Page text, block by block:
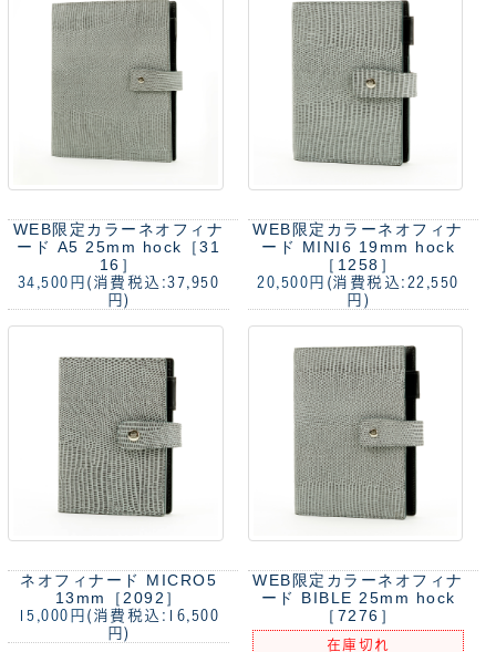
WEB限定カラー ネオフィナ
ード A5 25mm hock［31
16］
34,500円 (消費税込:37,950
円)
WEB限定カラーネオフィナ
ード MINI6 19mm hock
［1258］
20,500円 (消費税込:22,550
円)
ネオフィナード MICRO5
13mm［2092］
15,000円 (消費税込:16,500
円)
WEB限定カラーネオフィナ
ード BIBLE 25mm hock
［7276］
在庫切れ